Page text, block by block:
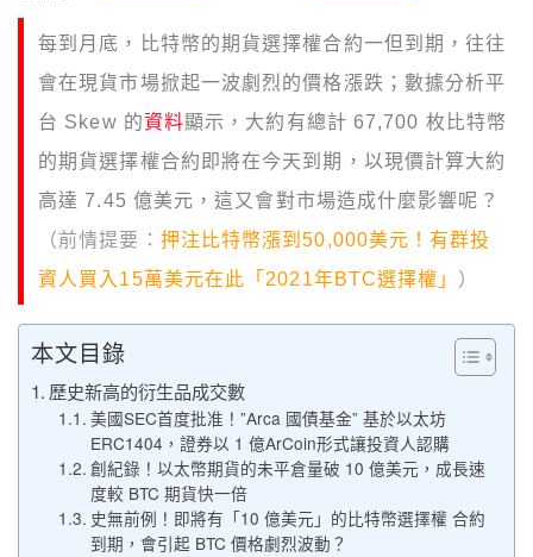
每到月底，比特幣的期貨選擇權合約一但到期，往往
會在現貨市場掀起一波劇烈的價格漲跌；數據分析平
台 Skew 的資料顯示，大約有總計 67,700 枚比特幣
的期貨選擇權合約即將在今天到期，以現價計算大約
高達 7.45 億美元，這又會對市場造成什麼影響呢？
（前情提要： 押注比特幣漲到50,000美元！有群投
資人買入15萬美元在此「2021年BTC選擇權」 ）
本文目錄
歷史新高的衍生品成交數
美國SEC首度批准！”Arca 國債基金” 基於以太坊
ERC1404，證券以 1 億ArCoin形式讓投資人認購
創紀錄！以太幣期貨的未平倉量破 10 億美元，成長速
度較 BTC 期貨快一倍
史無前例！即將有「10 億美元」的比特幣選擇權 合約
到期，會引起 BTC 價格劇烈波動？